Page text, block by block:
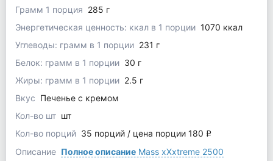
Грамм 1 порция 285 г
Энергетическая ценность: ккал в 1 порции 1070 ккал
Углеводы: грамм в 1 порции 231 г
Белок: грамм в 1 порции 30 г
Жиры: грамм в 1 порции 2.5 г
Вкус Печенье с кремом
Кол-во шт шт
Кол-во порций 35 порций / цена порции 180 q
Описание Полное описаниеMass xXxtreme 2500